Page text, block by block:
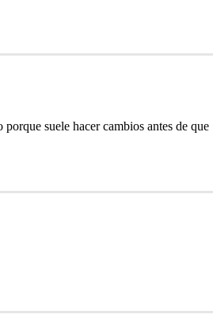
suele hacer cambios antes de que